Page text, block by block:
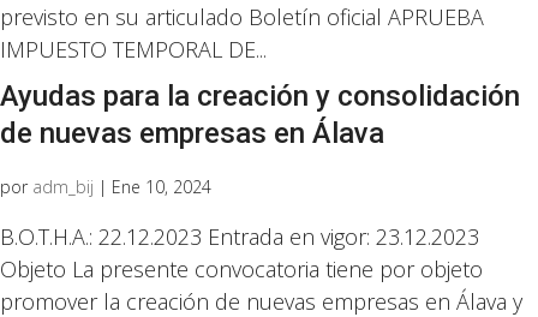
previsto en su articulado Boletín oficial APRUEBA
IMPUESTO TEMPORAL DE...
Ayudas para la creación y consolidación
de nuevas empresas en Álava
por adm_bij | Ene 10, 2024
B.O.T.H.A.: 22.12.2023 Entrada en vigor: 23.12.2023
Objeto La presente convocatoria tiene por objeto
promover la creación de nuevas empresas en Álava y